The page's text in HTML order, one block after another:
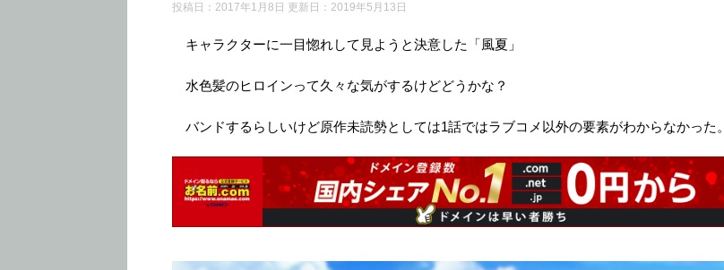
投稿日：2017年1月8日 更新日： 2019年5月13日
キャラクターに一目惚れして見ようと決意した「風夏」
水色髪のヒロインって久々な気がするけどどうかな？
バンドするらしいけど原作未読勢としては1話ではラブコメ以外の要素がわからなかった。